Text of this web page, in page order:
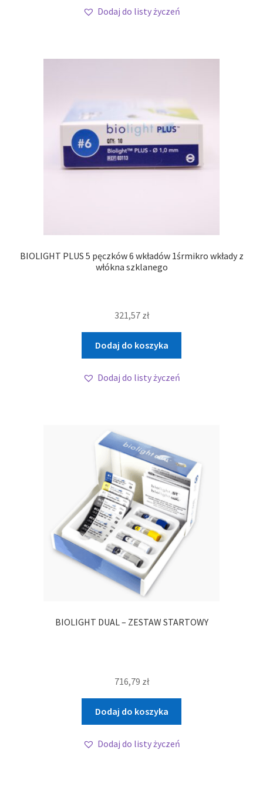
Dodaj do listy życzeń
BIOLIGHT PLUS 5 pęczków 6 wkładów 1śrmikro wkłady z
włókna szklanego
321,57 zł
Dodaj do koszyka
Dodaj do listy życzeń
BIOLIGHT DUAL – ZESTAW STARTOWY
716,79 zł
Dodaj do koszyka
Dodaj do listy życzeń